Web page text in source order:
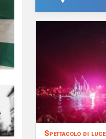
Spettacolo di luce